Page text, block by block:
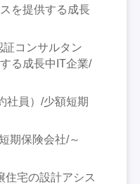
を提供する成長
コンサルタン
る成長中IT企業/
社員）/少額短期
期保険会社/～
住宅の設計アシス